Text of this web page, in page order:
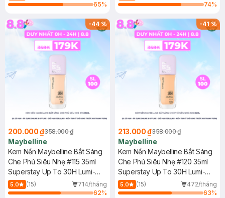
65%
74%
-44%
200.000 ₫358.000 ₫
Maybelline
Kem Nền Maybelline Bắt Sáng
Che Phủ Siêu Nhẹ #115 35ml
Superstay Up To 30H Lumi-
Matte Foundation SPF16 PA+++
5.0 (15)
714/tháng
62%
-41%
213.000 ₫358.000 ₫
Maybelline
Kem Nền Maybelline Bắt Sáng
Che Phủ Siêu Nhẹ #120 35ml
Superstay Up To 30H Lumi-
Matte Foundation SPF16 PA+++
5.0 (15)
472/tháng
63%